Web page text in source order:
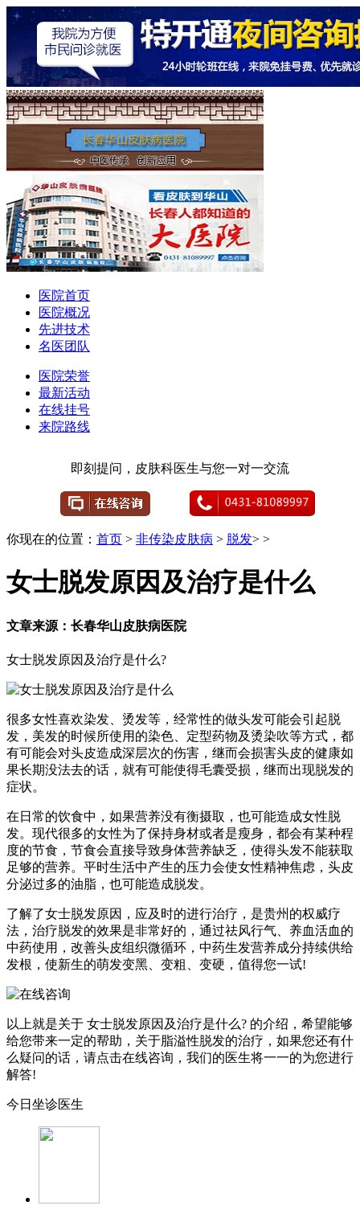
医院首页
医院概况
先进技术
名医团队
医院荣誉
最新活动
在线挂号
来院路线
即刻提问，皮肤科医生与您一对一交流
你现在的位置： 首页 > 非传染皮肤病 > 脱发> >
女士脱发原因及治疗是什么
文章来源：长春华山皮肤病医院
女士脱发原因及治疗是什么?
很多女性喜欢染发、烫发等，经常性的做头发可能会引起脱
发，美发的时候所使用的染色、定型药物及烫染吹等方式，都
有可能会对头皮造成深层次的伤害，继而会损害头皮的健康如
果长期没法去的话，就有可能使得毛囊受损，继而出现脱发的
症状。
在日常的饮食中，如果营养没有衡摄取，也可能造成女性脱
发。现代很多的女性为了保持身材或者是瘦身，都会有某种程
度的节食，节食会直接导致身体营养缺乏，使得头发不能获取
足够的营养。平时生活中产生的压力会使女性精神焦虑，头皮
分泌过多的油脂，也可能造成脱发。
了解了女士脱发原因，应及时的进行治疗，是贵州的权威疗
法，治疗脱发的效果是非常好的，通过祛风行气、养血活血的
中药使用，改善头皮组织微循环，中药生发营养成分持续供给
发根，使新生的萌发变黑、变粗、变硬，值得您一试!
以上就是关于 女士脱发原因及治疗是什么? 的介绍，希望能够
给您带来一定的帮助，关于脂溢性脱发的治疗，如果您还有什
么疑问的话，请点击在线咨询，我们的医生将一一的为您进行
解答!
今日坐诊医生